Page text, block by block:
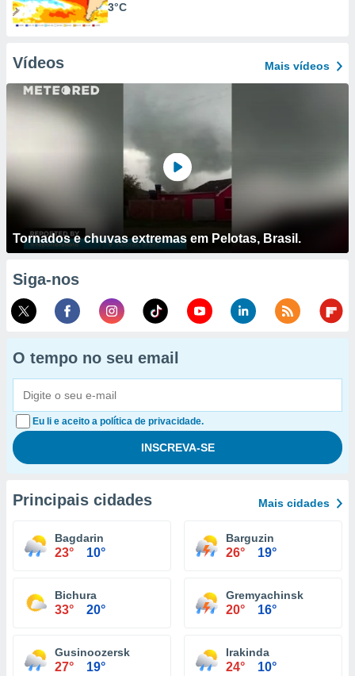
3°C
Vídeos Mais vídeos
Tornados e chuvas extremas em Pelotas, Brasil.
Siga-nos
O tempo no seu email
Eu li e aceito a política de privacidade.
Principais cidades Mais cidades
Bagdarin
23° 10°
Barguzin
26° 19°
Bichura
33° 20°
Gremyachinsk
20° 16°
Gusinoozersk
27° 19°
Irakinda
24° 10°